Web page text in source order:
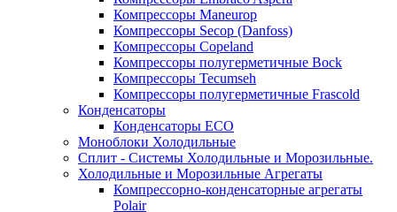
Компрессоры Maneurop
Компрессоры Secop (Danfoss)
Компрессоры Copeland
Компрессоры полугерметичные Bock
Компрессоры Tecumseh
Компрессоры полугерметичные Frascold
Конденсаторы
Конденсаторы ECO
Моноблоки Холодильные
Сплит - Системы Холодильные и Морозильные.
Холодильные и Морозильные Агрегаты
Компрессорно-конденсаторные агрегаты
Polair